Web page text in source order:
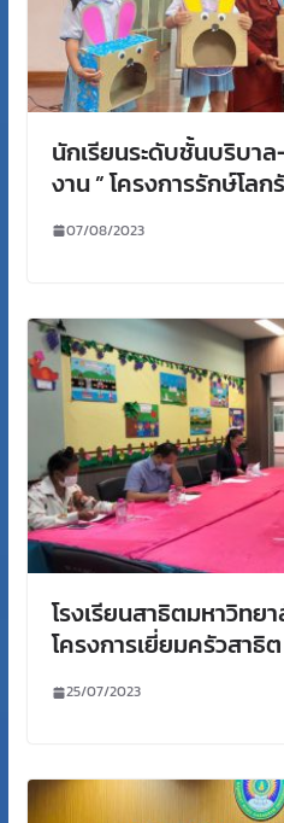
นักเรียนระดับชั้นบริบา
งาน ” โครงการรักษ์โล
07/08/2023
โรงเรียนสาธิตมหาวิทย
โครงการเยี่ยมครัวสาธิต
25/07/2023